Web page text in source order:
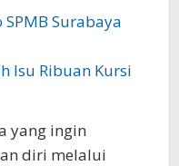
Surabaya
Isu Ribuan Kursi
yang ingin
diri melalui